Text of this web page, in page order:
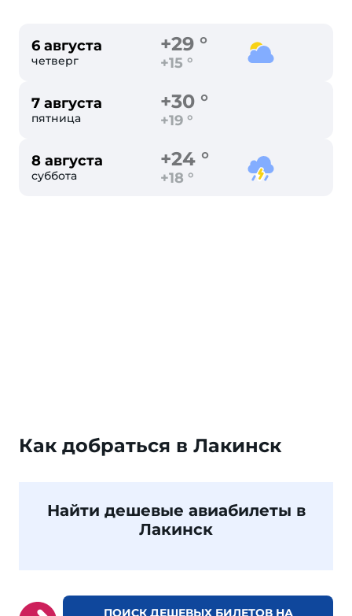
6 августа
четверг
+29 °
+15 °
7 августа
пятница
+30 °
+19 °
8 августа
суббота
+24 °
+18 °
Как добраться в Лакинск
Найти дешевые авиабилеты в
Лакинск
ПОИСК ДЕШЕВЫХ БИЛЕТОВ НА